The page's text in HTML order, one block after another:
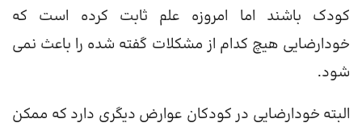
کودک باشند اما امروزه علم ثابت کرده است که
خودارضایی هیچ کدام از مشکلات گفته شده را باعث نمی
شود.
البته خودارضایی در کودکان عوارض دیگری دارد که ممکن